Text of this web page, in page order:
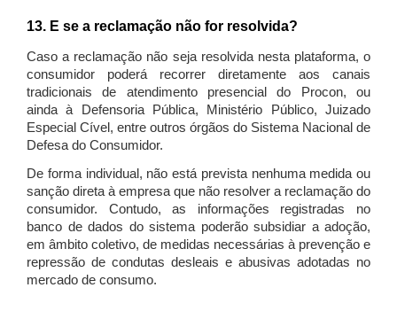
13. E se a reclamação não for resolvida?
Caso a reclamação não seja resolvida nesta plataforma, o
consumidor poderá recorrer diretamente aos canais
tradicionais de atendimento presencial do Procon, ou
ainda à Defensoria Pública, Ministério Público, Juizado
Especial Cível, entre outros órgãos do Sistema Nacional de
Defesa do Consumidor.
De forma individual, não está prevista nenhuma medida ou
sanção direta à empresa que não resolver a reclamação do
consumidor. Contudo, as informações registradas no
banco de dados do sistema poderão subsidiar a adoção,
em âmbito coletivo, de medidas necessárias à prevenção e
repressão de condutas desleais e abusivas adotadas no
mercado de consumo.